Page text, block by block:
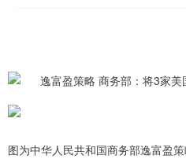
图为中华人民共和国商务部逸富盈